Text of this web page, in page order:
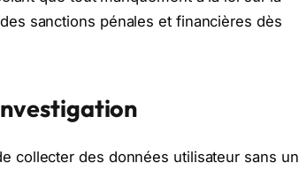
sanctions pénales et financières dès
collecter des données utilisateur sans un